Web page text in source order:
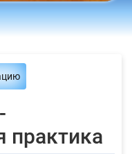
практика